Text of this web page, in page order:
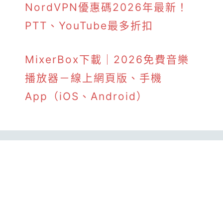
NordVPN優惠碼2026年最新！
PTT、YouTube最多折扣
MixerBox下載｜2026免費音樂
播放器－線上網頁版、手機
App（iOS、Android）